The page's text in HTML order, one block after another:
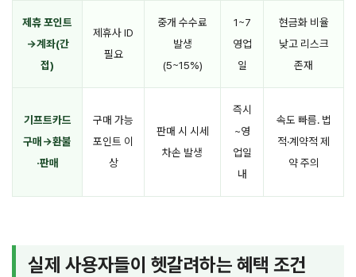
제휴 포인트
→계좌(간
접)
제휴사 ID
필요
중개 수수료
발생
(5~15%)
1~7
영업
일
현금화 비율
낮고 리스크
존재
기프트카드
구매→환불
·판매
구매 가능
포인트 이
상
판매 시 시세
차손 발생
즉시
~영
업일
내
속도 빠름. 법
적·계약적 제
약 주의
실제 사용자들이 헷갈려하는 혜택 조건